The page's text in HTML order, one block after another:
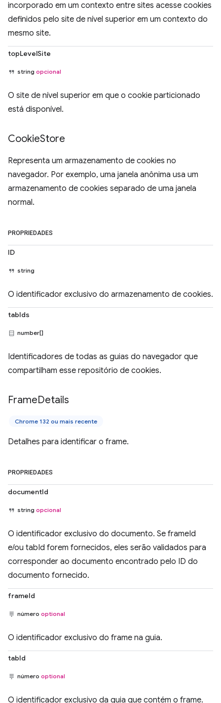
incorporado em um contexto entre sites acesse cookies
definidos pelo site de nível superior em um contexto do
mesmo site.
topLevelSite
string opcional
O site de nível superior em que o cookie particionado
está disponível.
CookieStore
Representa um armazenamento de cookies no
navegador. Por exemplo, uma janela anônima usa um
armazenamento de cookies separado de uma janela
normal.
PROPRIEDADES
ID
string
O identificador exclusivo do armazenamento de cookies.
tabIds
number[]
Identificadores de todas as guias do navegador que
compartilham esse repositório de cookies.
FrameDetails
Chrome 132 ou mais recente
Detalhes para identificar o frame.
PROPRIEDADES
documentId
string opcional
O identificador exclusivo do documento. Se frameId
e/ou tabId forem fornecidos, eles serão validados para
corresponder ao documento encontrado pelo ID do
documento fornecido.
frameId
número optional
O identificador exclusivo do frame na guia.
tabId
número optional
O identificador exclusivo da guia que contém o frame.